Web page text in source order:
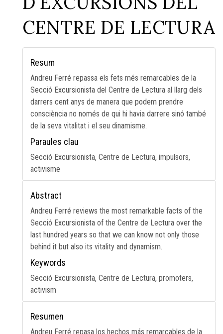
CENTRE DE LECTURA
Resum
Andreu Ferré repassa els fets més remarcables de la
Secció Excursionista del Centre de Lectura al llarg dels
darrers cent anys de manera que podem prendre
consciència no només de qui hi havia darrere sinó també
de la seva vitalitat i el seu dinamisme.
Paraules clau
Secció Excursionista, Centre de Lectura, impulsors,
activisme
Abstract
Andreu Ferré reviews the most remarkable facts of the
Secció Excursionista of the Centre de Lectura over the
last hundred years so that we can know not only those
behind it but also its vitality and dynamism.
Keywords
Secció Excursionista, Centre de Lectura, promoters,
activism
Resumen
Andreu Ferré repasa los hechos más remarcables de la